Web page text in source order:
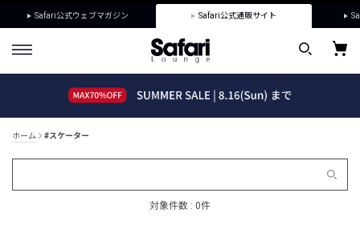
Safari公式ウェブマガジン Safari公式通販サイト
ホーム #スケーター
対象件数 : 0件